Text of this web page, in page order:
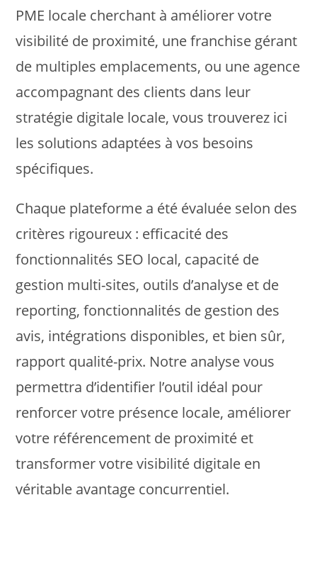
PME locale cherchant à améliorer votre
visibilité de proximité, une franchise gérant
de multiples emplacements, ou une agence
accompagnant des clients dans leur
stratégie digitale locale, vous trouverez ici
les solutions adaptées à vos besoins
spécifiques.
Chaque plateforme a été évaluée selon des
critères rigoureux : efficacité des
fonctionnalités SEO local, capacité de
gestion multi-sites, outils d’analyse et de
reporting, fonctionnalités de gestion des
avis, intégrations disponibles, et bien sûr,
rapport qualité-prix. Notre analyse vous
permettra d’identifier l’outil idéal pour
renforcer votre présence locale, améliorer
votre référencement de proximité et
transformer votre visibilité digitale en
véritable avantage concurrentiel.